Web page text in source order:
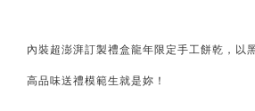
內裝超澎湃訂製禮盒龍年限定手工餅乾，以
高品味送禮模範生就是妳！